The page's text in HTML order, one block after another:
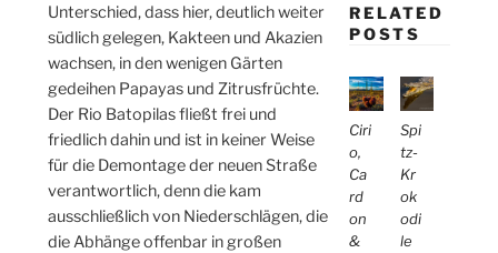
Unterschied, dass hier, deutlich weiter
südlich gelegen, Kakteen und Akazien
wachsen, in den wenigen Gärten
gedeihen Papayas und Zitrusfrüchte.
Der Rio Batopilas fließt frei und
friedlich dahin und ist in keiner Weise
für die Demontage der neuen Straße
verantwortlich, denn die kam
ausschließlich von Niederschlägen, die
die Abhänge offenbar in großen
RELATED
POSTS
Ciri
o,
Ca
rd
on
&
Spi
tz-
Kr
ok
odi
le